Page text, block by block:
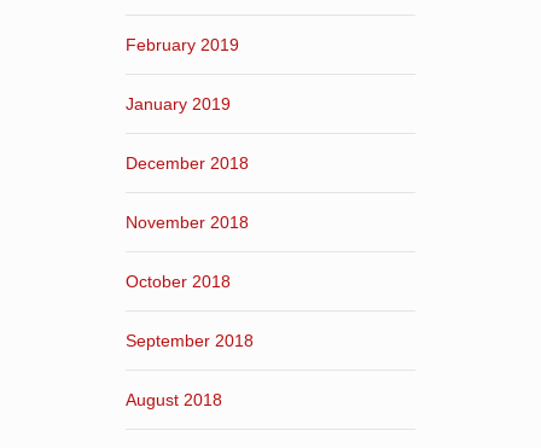
February 2019
January 2019
December 2018
November 2018
October 2018
September 2018
August 2018